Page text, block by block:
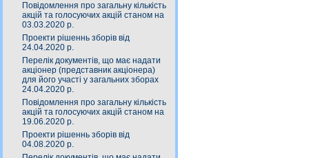
Повідомлення про загальну кількість
акцій та голосуючих акцій станом на
03.03.2020 р.
Проекти рішеннь зборів від
24.04.2020 р.
Перелік документів, що має надати
акціонер (представник акціонера)
для його участі у загальних зборах
24.04.2020 р.
Повідомлення про загальну кількість
акцій та голосуючих акцій станом на
19.06.2020 р.
Проекти рішеннь зборів від
04.08.2020 р.